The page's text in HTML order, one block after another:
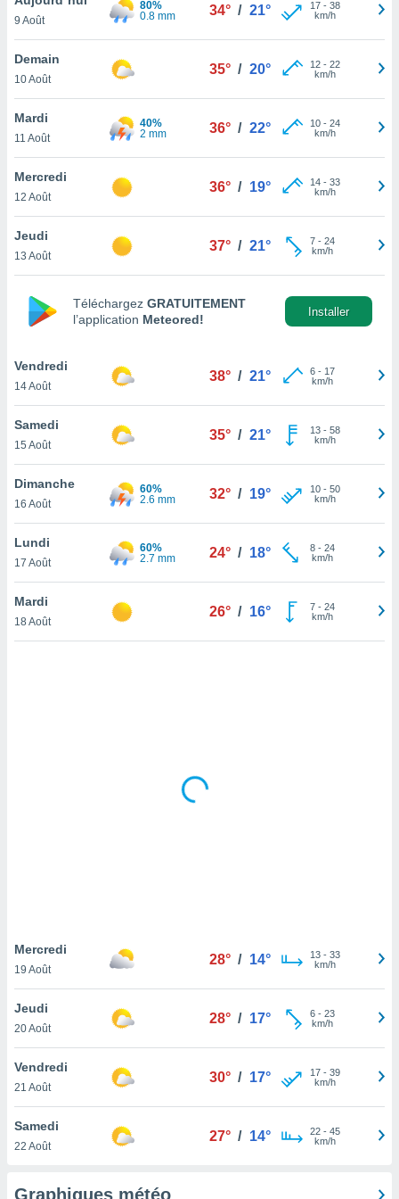
et
»,
au
vous
qu'ils
ou
le
ainsi
un
la
du
votre
à
en
le
notre
que
et que
9 Août
80%
0.8 mm
34° / 21° 17- 38
km/h
Demain
10 Août
35° / 20° 12- 22
km/h
Mardi
11 Août
40%
2 mm
36° / 22° 10- 24
km/h
Mercredi
12 Août
36° / 19° 14- 33
km/h
Jeudi
13 Août
37° / 21° 7- 24
km/h
Téléchargez GRATUITEMENT
l’application Meteored!
Installer
Vendredi
14 Août
38° / 21° 6- 17
km/h
Samedi
15 Août
35° / 21° 13- 58
km/h
Dimanche
16 Août
60%
2.6 mm
32° / 19° 10- 50
km/h
Lundi
17 Août
60%
2.7 mm
24° / 18° 8- 24
km/h
Mardi
18 Août
26° / 16° 7- 24
km/h
Mercredi
19 Août
28° / 14° 13- 33
km/h
Jeudi
20 Août
28° / 17° 6- 23
km/h
Vendredi
21 Août
30° / 17° 17- 39
km/h
Samedi
22 Août
27° / 14° 22- 45
km/h
Graphiques météo